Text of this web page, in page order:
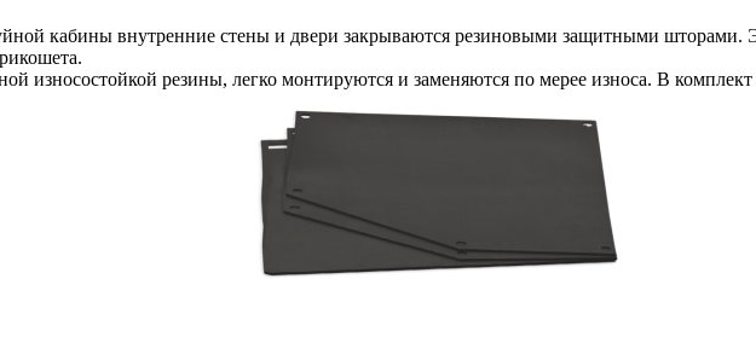
кабины внутренние стены и двери закрываются резиновыми защитными
износостойкой резины, легко монтируются и заменяются по мерее износа. В